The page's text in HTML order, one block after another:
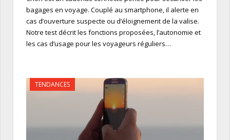
bagages en voyage. Couplé au smartphone, il alerte en
cas d’ouverture suspecte ou d’éloignement de la valise.
Notre test décrit les fonctions proposées, l’autonomie et
les cas d’usage pour les voyageurs réguliers…
TENDANCES